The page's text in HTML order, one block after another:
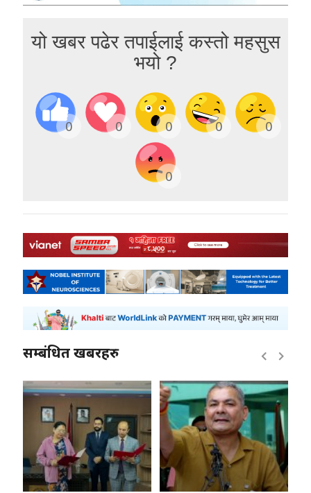
यो खबर पढेर तपाईलाई कस्तो महसुस
भयो ?
0 0 0 0 0
0
सम्बंधित खबरहरु